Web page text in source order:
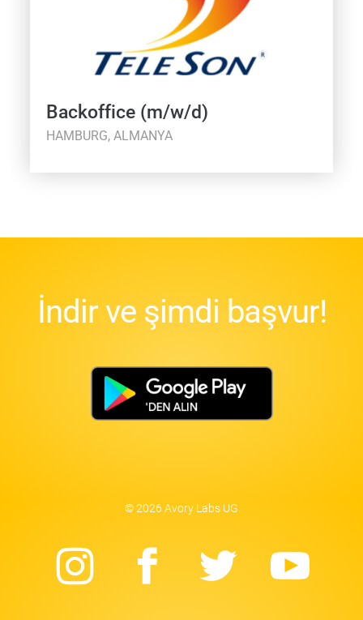
Backoffice (m/w/d)
HAMBURG, ALMANYA
İndir ve şimdi başvur!
© 2026 Avory Labs UG
Instagram
Facebook
Twitter